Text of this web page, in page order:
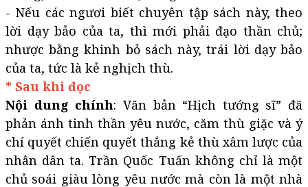
- Nếu các ngươi biết chuyên tập sách này, theo
lời dạy bảo của ta, thì mới phải đạo thần chủ;
nhược bằng khinh bỏ sách này, trái lời dạy bảo
của ta, tức là kẻ nghịch thù.
* Sau khi đọc
Nội dung chính: Văn bản “Hịch tướng sĩ” đã
phản ánh tinh thần yêu nước, căm thù giặc và ý
chí quyết chiến quyết thắng kẻ thù xâm lược của
nhân dân ta. Trần Quốc Tuấn không chỉ là một
chủ soái giàu lòng yêu nước mà còn là một nhà